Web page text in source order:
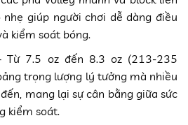
giúp người chơi dễ dàng điều
kiểm soát bóng.
Từ 7.5 oz đến 8.3 oz (213-235
trọng lượng lý tưởng mà nhiều
mang lại sự cân bằng giữa sức
kiểm soát.